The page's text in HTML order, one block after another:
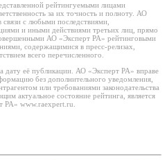
рейтингуемыми лицами
за их точность и полноту. АО
связи с любыми последствиями,
и иными действиями третьих лиц, прямо
АО «Эксперт РА» рейтинговыми
содержащимися в пресс-релизах,
всего перечисленного.
дату её публикации. АО «Эксперт РА» вправе
без дополнительного уведомления,
или требованиями законодательства
актуальное состояние рейтинга, является
РА» www.raexpert.ru.